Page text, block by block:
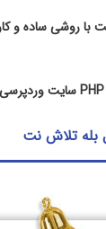
بله تلاش نت